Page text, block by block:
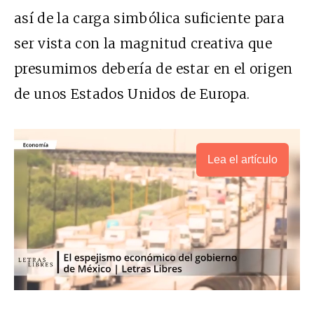
así de la carga simbólica suficiente para
ser vista con la magnitud creativa que
presumimos debería de estar en el origen
de unos Estados Unidos de Europa.
Lea el artículo